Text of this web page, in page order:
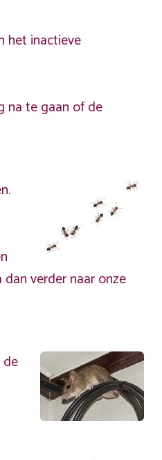
het inactieve
na te gaan of de
verder naar onze